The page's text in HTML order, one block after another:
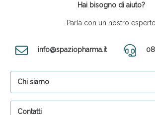
Hai bisogno di aiuto?
Parla con un nostro esperto
info@spaziopharma.it
Chi siamo
Contatti